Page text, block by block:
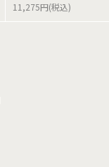
11,275円(税込)